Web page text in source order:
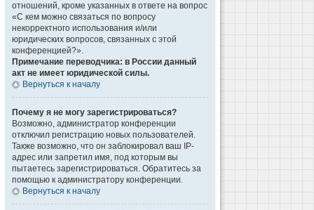
отношений, кроме указанных в ответе на вопрос
«С кем можно связаться по вопросу
некорректного использования и/или
юридических вопросов, связанных с этой
конференцией?».
Примечание переводчика: в России данный
акт не имеет юридической силы.
Вернуться к началу
Почему я не могу зарегистрироваться?
Возможно, администратор конференции
отключил регистрацию новых пользователей.
Также возможно, что он заблокировал ваш IP-
адрес или запретил имя, под которым вы
пытаетесь зарегистрироваться. Обратитесь за
помощью к администратору конференции.
Вернуться к началу